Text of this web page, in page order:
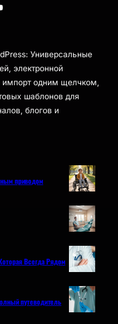
Универсальные
электронной
одним щелчком,
шаблонов для
блогов и
приводом
Всегда Рядом
путеводитель